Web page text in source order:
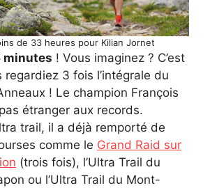
de 33 heures pour Kilian Jornet
minutes ! Vous imaginez ? C’est
regardiez 3 fois l’intégrale du
! Le champion François
pas étranger aux records.
trail, il a déjà remporté de
comme le Grand Raid sur
(trois fois), l’Ultra Trail du
ou l’Ultra Trail du Mont-